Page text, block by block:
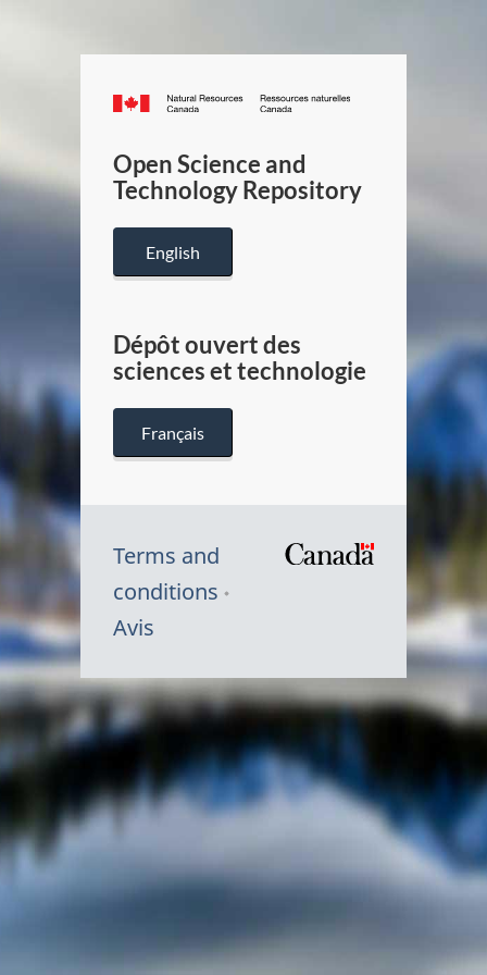
Canada.ca
/
Canada
Open Science and
Technology Repository
English
Dépôt ouvert des
sciences et technologie
Français
Terms and
conditions
Avis
Symbole
du
Canada